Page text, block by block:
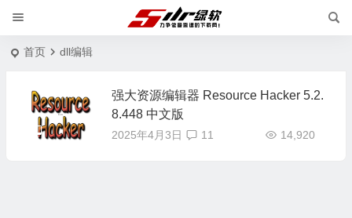
首页 dll编辑
强大资源编辑器 Resource Hacker 5.2.
8.448 中文版
2025年4月3日 14,920
11